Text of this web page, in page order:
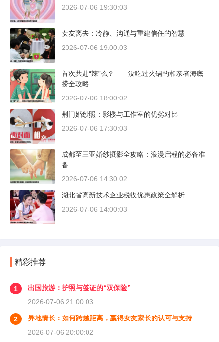
2026-07-06 19:30:03
女友离去：冷静、沟通与重建信任的智慧
2026-07-06 19:00:03
首次共赴“辣”么？——没吃过火锅的相亲者海底
捞全攻略
2026-07-06 18:00:02
荆门婚纱照：影楼与工作室的优劣对比
2026-07-06 17:30:03
成都至三亚婚纱摄影全攻略：浪漫启程的必备准
备
2026-07-06 14:30:02
湖北省高新技术企业税收优惠政策全解析
2026-07-06 14:00:03
精彩推荐
1
出国旅游：护照与签证的“双保险”
2026-07-06 21:00:03
2
异地情长：如何跨越距离，赢得女友家长的认可与支持
2026-07-06 20:00:02